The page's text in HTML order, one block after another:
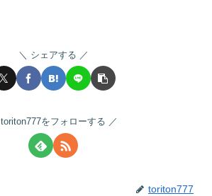
シェアする
toriton777をフォローする
toriton777